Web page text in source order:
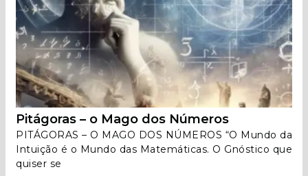
Pitágoras – o Mago dos Números
PITÁGORAS – O MAGO DOS NÚMEROS “O Mundo da
Intuição é o Mundo das Matemáticas. O Gnóstico que
quiser se